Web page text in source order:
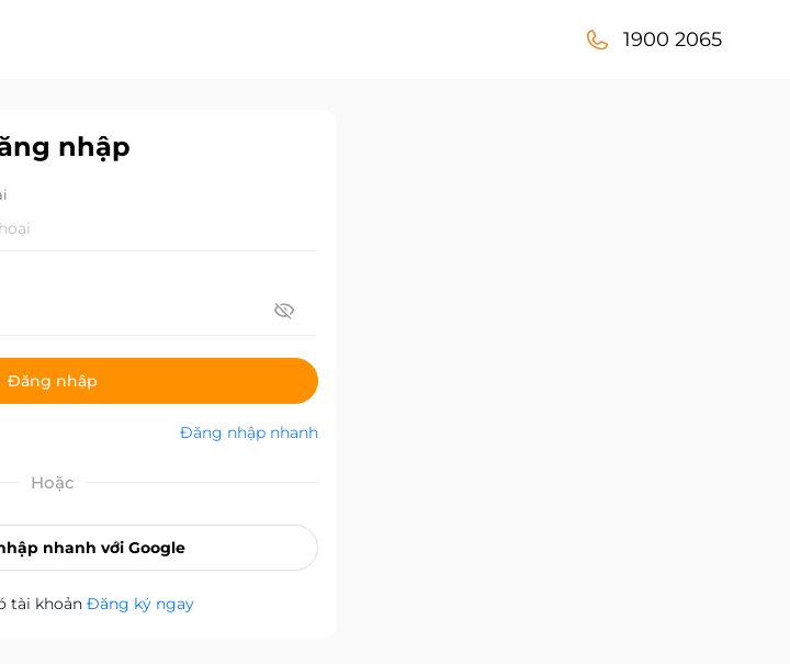
1900 2065
nhập
Đăng nhập
Đăng nhập nhanh
Hoặc
nhanh với Google
tài khoản Đăng ký ngay